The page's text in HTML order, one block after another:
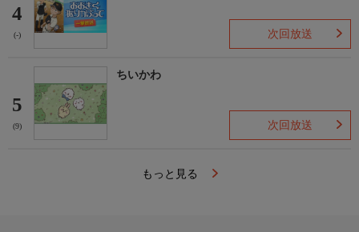
4
(-) 次回放送
5
(9)
ちいかわ
次回放送
もっと見る